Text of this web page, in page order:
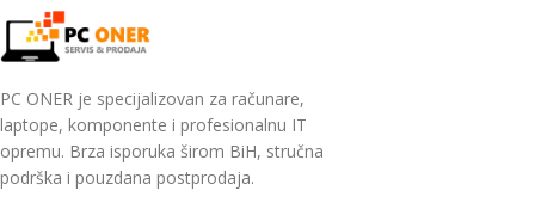
PC ONER je specijalizovan za računare,
laptope, komponente i profesionalnu IT
opremu. Brza isporuka širom BiH, stručna
podrška i pouzdana postprodaja.